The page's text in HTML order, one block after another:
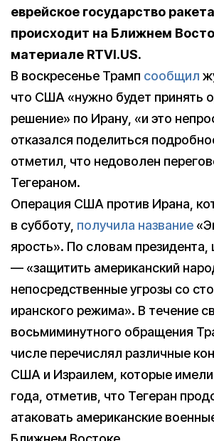
еврейское государство
происходит на Ближнем
материале RTVI.US.
В воскресенье Трамп сообщил
что США «нужно будет принять
решение» по Ирану, «и это
отказался поделиться
отметил, что недоволен
Тегераном.
Операция США против Ирана,
в субботу, получила название
ярость». По словам
— «защитить американский
непосредственные угрозы со
иранского режима». В течение
восьмиминутного обращения
числе перечислял различные
США и Израилем, которые имели
года, отметив, что Тегеран
атаковать американские